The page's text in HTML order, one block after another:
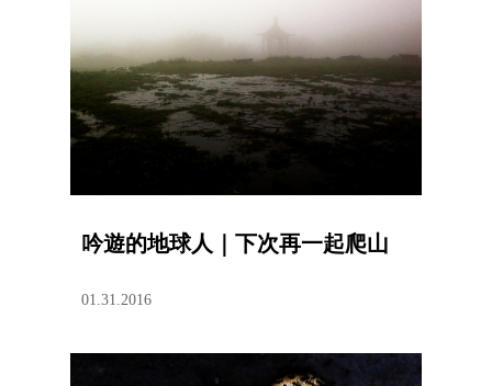
吟遊的地球人｜下次再一起爬山
01.31.2016